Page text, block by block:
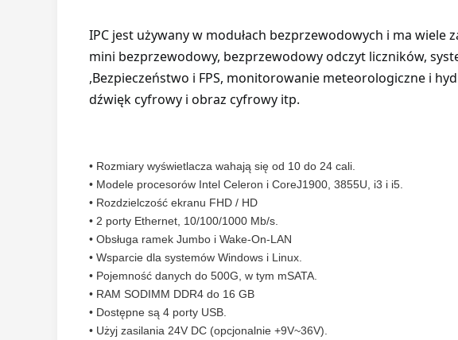
IPC jest używany w modułach bezprzewodowych i ma
mini bezprzewodowy, bezprzewodowy odczyt liczników,
,Bezpieczeństwo i FPS, monitorowanie meteorologiczne i
dźwięk cyfrowy i obraz cyfrowy itp.
• Rozmiary wyświetlacza wahają się od 10 do 24 cali.
• Modele procesorów Intel Celeron i CoreJ1900, 3855U, i3 i i5.
• Rozdzielczość ekranu FHD / HD
• 2 porty Ethernet, 10/100/1000 Mb/s.
• Obsługa ramek Jumbo i Wake-On-LAN
• Wsparcie dla systemów Windows i Linux.
• Pojemność danych do 500G, w tym mSATA.
• RAM SODIMM DDR4 do 16 GB
• Dostępne są 4 porty USB.
• Użyj zasilania 24V DC (opcjonalnie +9V~36V).